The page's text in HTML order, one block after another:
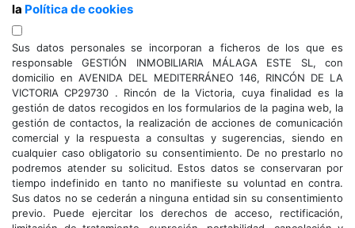
la Política de cookies
Sus datos personales se incorporan a ficheros de los que es
responsable GESTIÓN INMOBILIARIA MÁLAGA ESTE SL, con
domicilio en AVENIDA DEL MEDITERRÁNEO 146, RINCÓN DE LA
VICTORIA CP29730 . Rincón de la Victoria, cuya finalidad es la
gestión de datos recogidos en los formularios de la pagina web, la
gestión de contactos, la realización de acciones de comunicación
comercial y la respuesta a consultas y sugerencias, siendo en
cualquier caso obligatorio su consentimiento. De no prestarlo no
podremos atender su solicitud. Estos datos se conservaran por
tiempo indefinido en tanto no manifieste su voluntad en contra.
Sus datos no se cederán a ninguna entidad sin su consentimiento
previo. Puede ejercitar los derechos de acceso, rectificación,